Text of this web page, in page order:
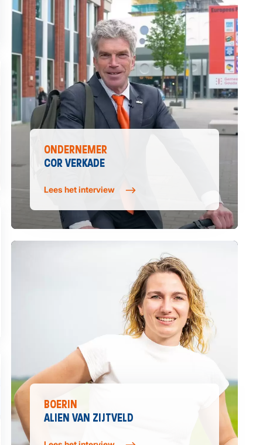
ONDERNEMER
COR VERKADE
Lees het interview
BOERIN
ALIEN VAN ZIJTVELD